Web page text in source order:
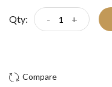
Qty: - +